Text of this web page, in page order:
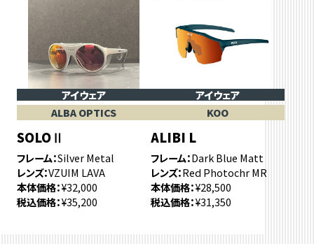
アイウェア
ALBA OPTICS
SOLOⅡ
フレーム Silver Metal
レンズ VZUIM LAVA
本体価格 ¥32,000
税込価格 ¥35,200
アイウェア
KOO
ALIBI L
フレーム Dark Blue Matt
レンズ Red Photochr MR
本体価格 ¥28,500
税込価格 ¥31,350